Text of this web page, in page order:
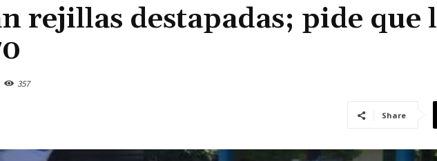
rejillas destapadas; pide que
357
Share